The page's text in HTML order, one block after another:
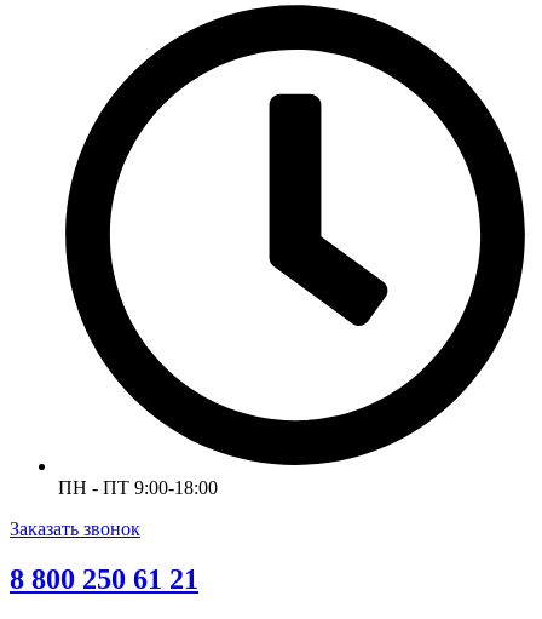
ПН - ПТ 9:00-18:00
Заказать звонок
8 800 250 61 21